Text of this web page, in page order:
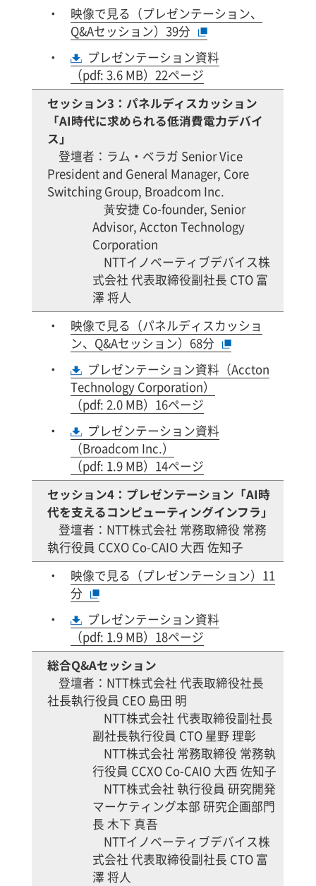
映像で見る（プレゼンテーション、
Q&Aセッション）39分
プレゼンテーション資料
（pdf: 3.6 MB）22ページ
セッション3：パネルディスカッション
「AI時代に求められる低消費電力デバイ
ス」
登壇者：ラム・ベラガ Senior Vice
President and General Manager, Core
Switching Group, Broadcom Inc.
黃安捷 Co-founder, Senior
Advisor, Accton Technology
Corporation
NTTイノベーティブデバイス株
式会社 代表取締役副社長 CTO 富
澤 将人
映像で見る（パネルディスカッショ
ン、Q&Aセッション）68分
プレゼンテーション資料（Accton
Technology Corporation）
（pdf: 2.0 MB）16ページ
プレゼンテーション資料
（Broadcom Inc.）
（pdf: 1.9 MB）14ページ
セッション4：プレゼンテーション「AI時
代を支えるコンピューティングインフラ」
登壇者：NTT株式会社 常務取締役 常務
執行役員 CCXO Co-CAIO 大西 佐知子
映像で見る（プレゼンテーション）11
分
プレゼンテーション資料
（pdf: 1.9 MB）18ページ
総合Q&Aセッション
登壇者：NTT株式会社 代表取締役社長
社長執行役員 CEO 島田 明
NTT株式会社 代表取締役副社長
副社長執行役員 CTO 星野 理彰
NTT株式会社 常務取締役 常務執
行役員 CCXO Co-CAIO 大西 佐知子
NTT株式会社 執行役員 研究開発
マーケティング本部 研究企画部門
長 木下 真吾
NTTイノベーティブデバイス株
式会社 代表取締役副社長 CTO 富
澤 将人